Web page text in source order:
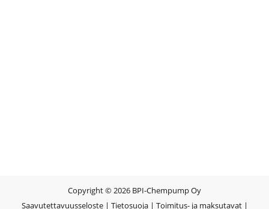
Copyright © 2026 BPI-Chempump Oy
Saavutettavuusseloste| Tietosuoja| Toimitus- ja maksutavat|